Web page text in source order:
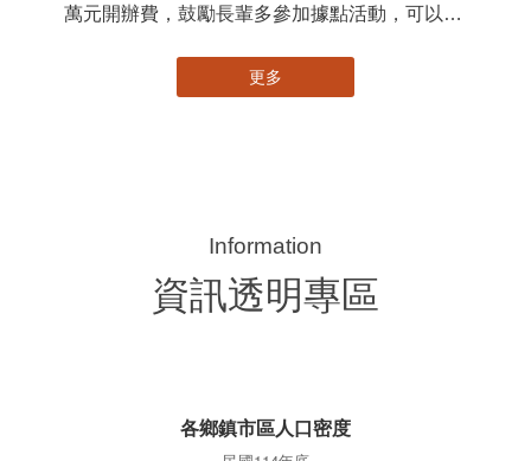
萬元開辦費，鼓勵長輩多參加據點活動，可以更
更多
資訊透明專區